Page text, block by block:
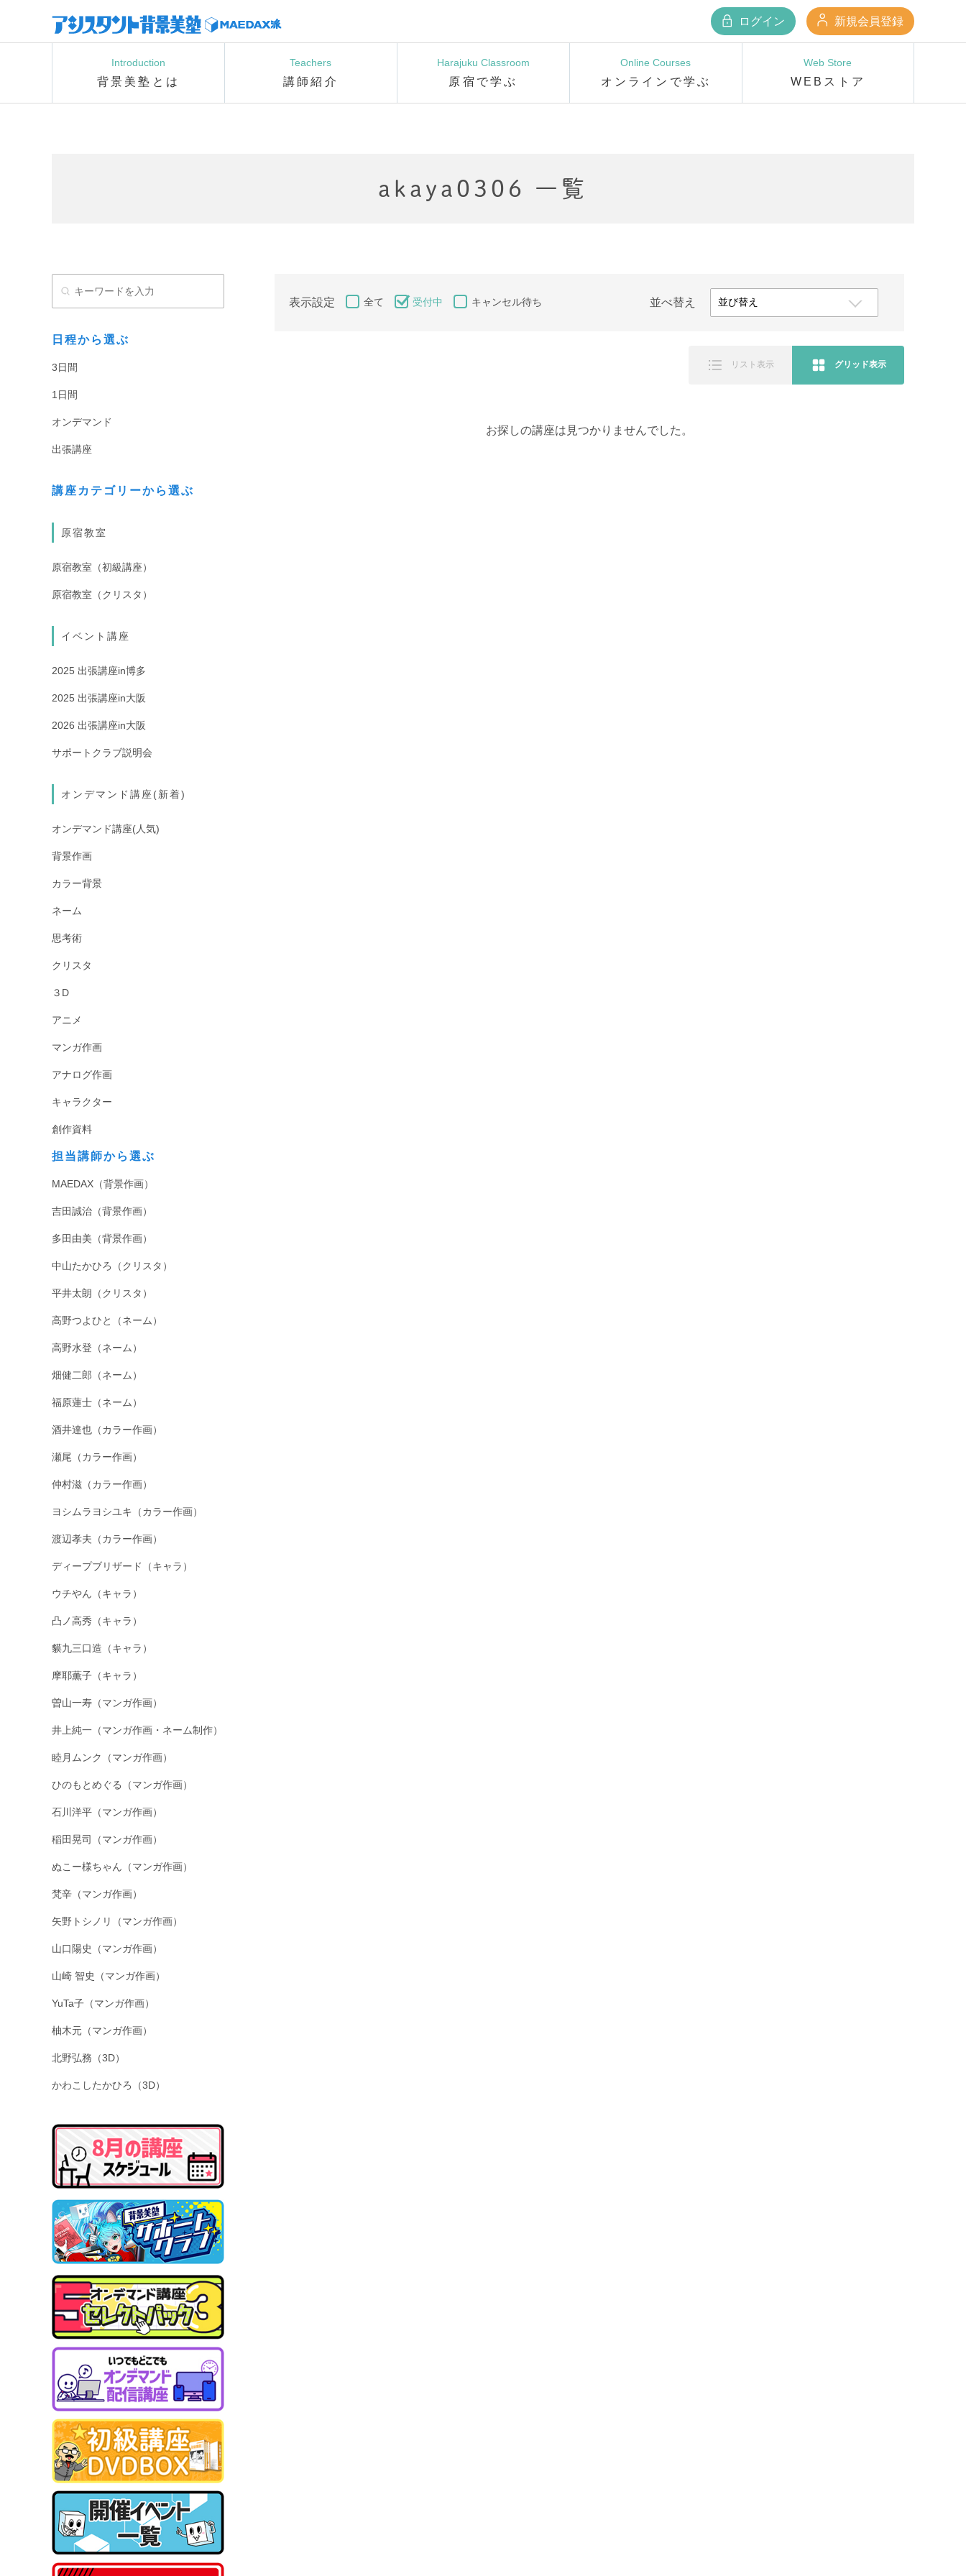
ログイン 新規会員登録
Introduction
背景美塾とは
Teachers
講師紹介
Harajuku Classroom
原宿で学ぶ
Online Courses
オンラインで学ぶ
Web Store
WEBストア
akaya0306 一覧
日程から選ぶ
3日間
1日間
オンデマンド
出張講座
講座カテゴリーから選ぶ
原宿教室
原宿教室（初級講座）
原宿教室（クリスタ）
イベント講座
2025 出張講座in博多
2025 出張講座in大阪
2026 出張講座in大阪
サポートクラブ説明会
オンデマンド講座(新着)
オンデマンド講座(人気)
背景作画
カラー背景
ネーム
思考術
クリスタ
３D
アニメ
マンガ作画
アナログ作画
キャラクター
創作資料
担当講師から選ぶ
MAEDAX（背景作画）
吉田誠治（背景作画）
多田由美（背景作画）
中山たかひろ（クリスタ）
平井太朗（クリスタ）
高野つよひと（ネーム）
高野水登（ネーム）
畑健二郎（ネーム）
福原蓮士（ネーム）
酒井達也（カラー作画）
瀬尾（カラー作画）
仲村滋（カラー作画）
ヨシムラヨシユキ（カラー作画）
渡辺孝夫（カラー作画）
ディープブリザード（キャラ）
ウチやん（キャラ）
凸ノ高秀（キャラ）
貘九三口造（キャラ）
摩耶薫子（キャラ）
曽山一寿（マンガ作画）
井上純一（マンガ作画・ネーム制作）
睦月ムンク（マンガ作画）
ひのもとめぐる（マンガ作画）
石川洋平（マンガ作画）
稲田晃司（マンガ作画）
ぬこー様ちゃん（マンガ作画）
梵辛（マンガ作画）
矢野トシノリ（マンガ作画）
山口陽史（マンガ作画）
山崎 智史（マンガ作画）
YuTa子（マンガ作画）
柚木元（マンガ作画）
北野弘務（3D）
かわこしたかひろ（3D）
表示設定 全て 受付中 キャンセル待ち 並べ替え
リスト表示 グリッド表示
お探しの講座は見つかりませんでした。